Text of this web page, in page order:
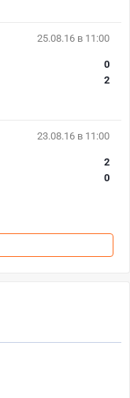
25.08.16 в 11:00
0
2
23.08.16 в 11:00
2
0